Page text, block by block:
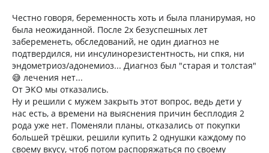
Честно говоря, беременность хоть и была планирумая, но
была неожиданной. После 2х безуспешных лет
забеременеть, обследований, не один диагноз не
подтвердился, ни инсулинорезистентность, ни спкя, ни
эндометриоз/адонемиоз... Диагноз был "старая и толстая"
😅 лечения нет...
От ЭКО мы отказались.
Ну и решили с мужем закрыть этот вопрос, ведь дети у
нас есть, а времени на выяснения причин бесплодия 2
рода уже нет. Поменяли планы, отказались от покупки
большей трёшки, решили купить 2 однушки каждому по
своему вкусу, чтоб потом распоряжаться по своему